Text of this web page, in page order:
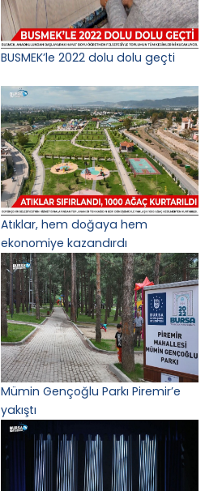
BUSMEK’le 2022 dolu dolu geçti
Atıklar, hem doğaya hem
ekonomiye kazandırdı
Mümin Gençoğlu Parkı Piremir’e
yakıştı